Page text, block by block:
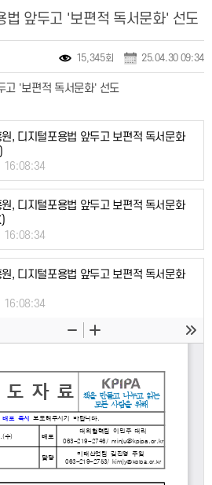
법 앞두고 '보편적 독서문화' 선도
15,345회 25.04.30 09:34
고 '보편적 독서문화' 선도
, 디지털포용법 앞두고 보편적 독서문화
16:08:34
, 디지털포용법 앞두고 보편적 독서문화
16:08:34
, 디지털포용법 앞두고 보편적 독서문화
16:08:34